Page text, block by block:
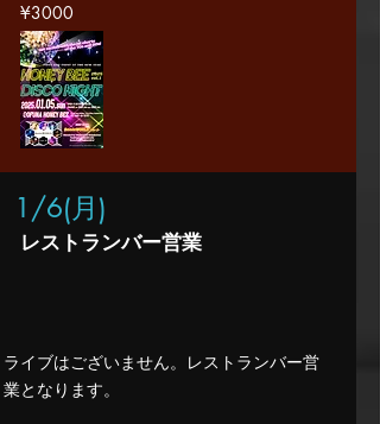
¥3000
1/6(月 )
​レストランバー営業
​ライブはございません。レストランバー営
業となります。